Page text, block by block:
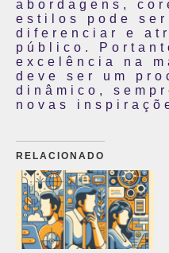
abordagens,
estilos pode ser
diferenciar e
público.
excelência na
deve ser um
dinâmico,
novas
RELACIONADO